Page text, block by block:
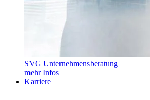
SVG Unternehmensberatung
mehr Infos
Karriere